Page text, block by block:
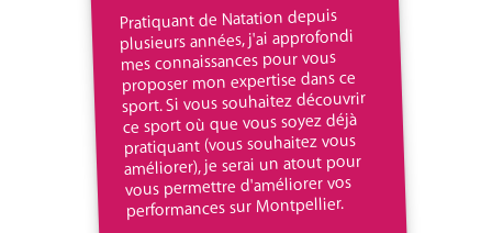
Pratiquant de Natation depuis
plusieurs années, j'ai approfondi
mes connaissances pour vous
proposer mon expertise dans ce
sport. Si vous souhaitez découvrir
ce sport où que vous soyez déjà
pratiquant (vous souhaitez vous
améliorer), je serai un atout pour
vous permettre d'améliorer vos
performances sur Montpellier.